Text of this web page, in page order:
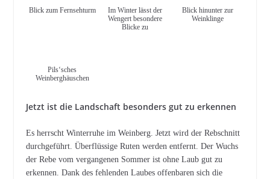
Blick zum Fernsehturm
Im Winter lässt der
Wengert besondere
Blicke zu
Blick hinunter zur
Weinklinge
Pils‘sches
Weinberghäuschen
Jetzt ist die Landschaft besonders gut zu erkennen
Es herrscht Winterruhe im Weinberg. Jetzt wird der Rebschnitt
durchgeführt. Überflüssige Ruten werden entfernt. Der Wuchs
der Rebe vom vergangenen Sommer ist ohne Laub gut zu
erkennen. Dank des fehlenden Laubes offenbaren sich die